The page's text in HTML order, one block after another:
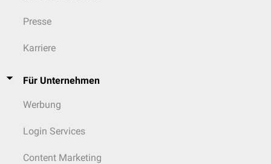
Presse
Karriere
Für Unternehmen
Werbung
Login Services
Content Marketing